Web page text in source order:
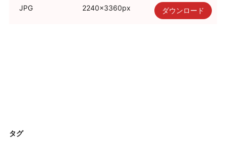
JPG 2240×3360px ダウンロード
タグ